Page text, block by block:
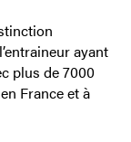
ayant
plus de 7000
France et à